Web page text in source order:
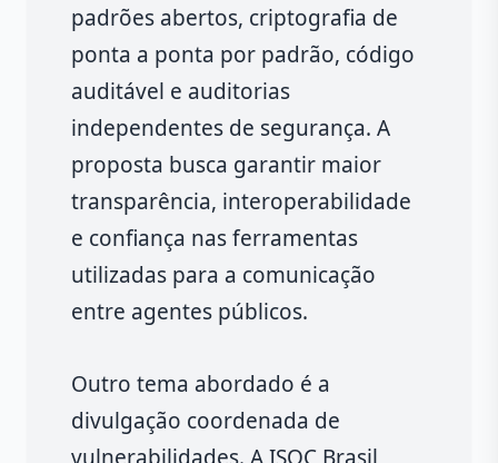
padrões abertos, criptografia de
ponta a ponta por padrão, código
auditável e auditorias
independentes de segurança. A
proposta busca garantir maior
transparência, interoperabilidade
e confiança nas ferramentas
utilizadas para a comunicação
entre agentes públicos.
Outro tema abordado é a
divulgação coordenada de